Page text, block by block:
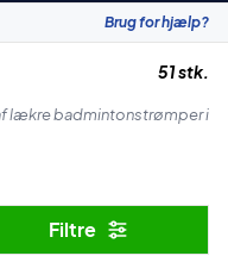
Brug for hjælp?
51 stk.
lækre badmintonstrømper i
og vores eget mærke
Filtre